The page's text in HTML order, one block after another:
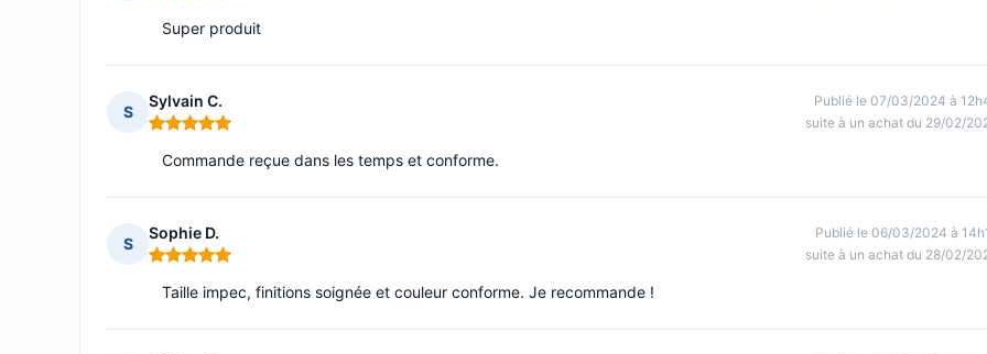
Super produit
S
Sylvain C.
Note : 5 sur 5
Publié le 07/03/2024 à
suite à un achat du 29/02/
Commande reçue dans les temps et conforme.
S
Sophie D.
Note : 5 sur 5
Publié le 06/03/2024 à
suite à un achat du 28/02/
Taille impec, finitions soignée et couleur conforme. Je recommande !